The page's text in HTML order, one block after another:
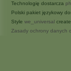
Technologię dostarcza
Polski pakiet językowy
Style we_universal
Zasady ochrony danych